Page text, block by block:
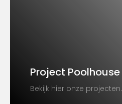
Project Poolhouse
Bekijk hier onze projecten.